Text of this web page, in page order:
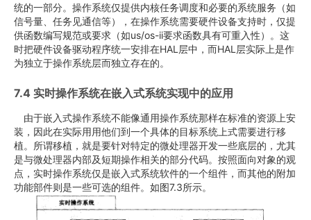
统的一部分。操作系统仅提供内核任务调度和必要的系统服务（如
信号量、任务见通信等），在操作系统需要硬件设备支持时，仅提
供函数编写规范或要求（如us/os-ii要求函数具有可重入性）。这
时把硬件设备驱动程序统一安排在HAL层中，而HAL层实际上是作
为独立于操作系统层而独立存在的。
7.4 实时操作系统在嵌入式系统实现中的应用
由于嵌入式操作系统不能像通用操作系统那样在标准的资源上安
装，因此在实际用用他们到一个具体的目标系统上式需要进行移
植。所谓移植，就是要针对特定的微处理器开发一些底层的，尤其
是与微处理器内部及短期操作相关的部分代码。按照面向对象的观
点，实时操作系统仅是嵌入式系统软件的一个组件，而其他的附加
功能部件则是一些可选的组件。如图7.3所示。